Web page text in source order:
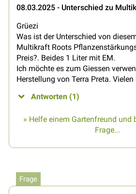
08.03.2025 - Unterschied zu
Grüezi
Was ist der Unterschied von
Multikraft Roots
Preis?. Beides 1 Liter mit EM.
Ich möchte es zum Giessen
Herstellung von Terra Preta. Vielen
Antworten (1)
» Helfe einem Gartenfreund und
Frage...
Frage